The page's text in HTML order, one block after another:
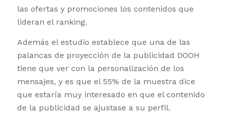
las ofertas y promociones los contenidos que
lideran el ranking.
Además el estudio establece que una de las
palancas de proyección de la publicidad DOOH
tiene que ver con la personalización de los
mensajes, y es que el 55% de la muestra dice
que estaría muy interesado en que el contenido
de la publicidad se ajustase a su perfil.